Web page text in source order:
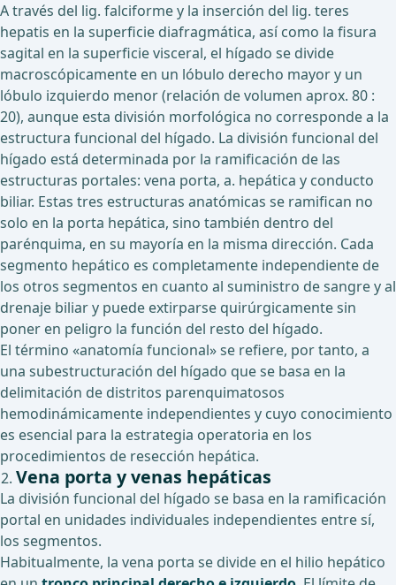
A través del lig. falciforme y la inserción del lig. teres
hepatis en la superficie diafragmática, así como la fisura
sagital en la superficie visceral, el hígado se divide
macroscópicamente en un lóbulo derecho mayor y un
lóbulo izquierdo menor (relación de volumen aprox. 80 :
20), aunque esta división morfológica no corresponde a la
estructura funcional del hígado. La división funcional del
hígado está determinada por la ramificación de las
estructuras portales: vena porta, a. hepática y conducto
biliar. Estas tres estructuras anatómicas se ramifican no
solo en la porta hepática, sino también dentro del
parénquima, en su mayoría en la misma dirección. Cada
segmento hepático es completamente independiente de
los otros segmentos en cuanto al suministro de sangre y al
drenaje biliar y puede extirparse quirúrgicamente sin
poner en peligro la función del resto del hígado.
El término «anatomía funcional» se refiere, por tanto, a
una subestructuración del hígado que se basa en la
delimitación de distritos parenquimatosos
hemodinámicamente independientes y cuyo conocimiento
es esencial para la estrategia operatoria en los
procedimientos de resección hepática.
Vena porta y venas hepáticas
La división funcional del hígado se basa en la ramificación
portal en unidades individuales independientes entre sí,
los segmentos.
Habitualmente, la vena porta se divide en el hilio hepático